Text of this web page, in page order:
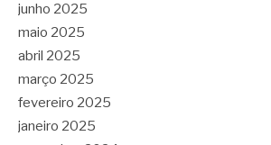
junho 2025
maio 2025
abril 2025
março 2025
fevereiro 2025
janeiro 2025